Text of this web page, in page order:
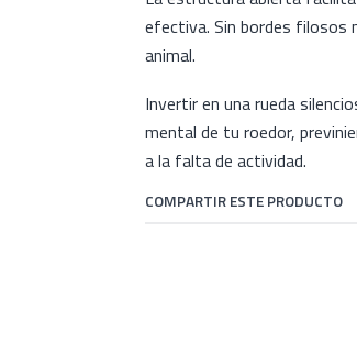
efectiva. Sin bordes filosos
animal.
Invertir en una rueda
mental de tu roedor,
a la falta de actividad.
COMPARTIR ESTE PRODUCTO